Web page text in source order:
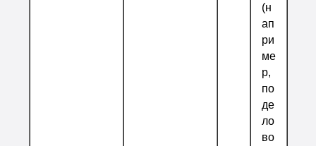
(н
ап
ри
ме
р,
по
де
ло
во